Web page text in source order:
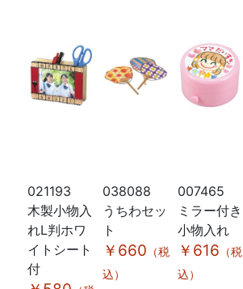
021193
木製小物入
れL判ホワ
イトシート
付
038088
うちわセッ
ト
￥660 （税
込）
007465
ミラー付き
小物入れ
￥616 （税
込）